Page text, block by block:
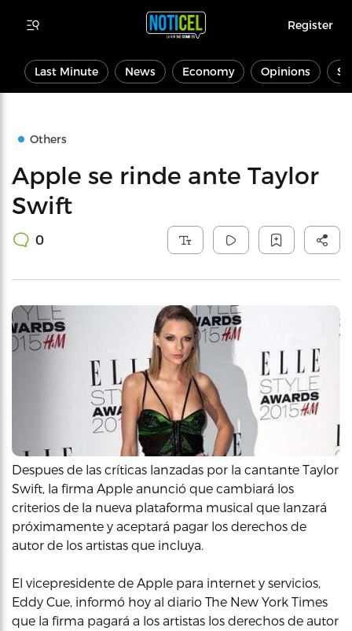
Register
Last Minute News Economy Opinions
Others
Apple se rinde ante Taylor
Swift
0
Despues de las críticas lanzadas por la cantante Taylor
Swift, la firma Apple anunció que cambiará los
criterios de la nueva plataforma musical que lanzará
próximamente y aceptará pagar los derechos de
autor de los artistas que incluya.
El vicepresidente de Apple para internet y servicios,
Eddy Cue, informó hoy al diario The New York Times
que la firma pagará a los artistas los derechos de autor